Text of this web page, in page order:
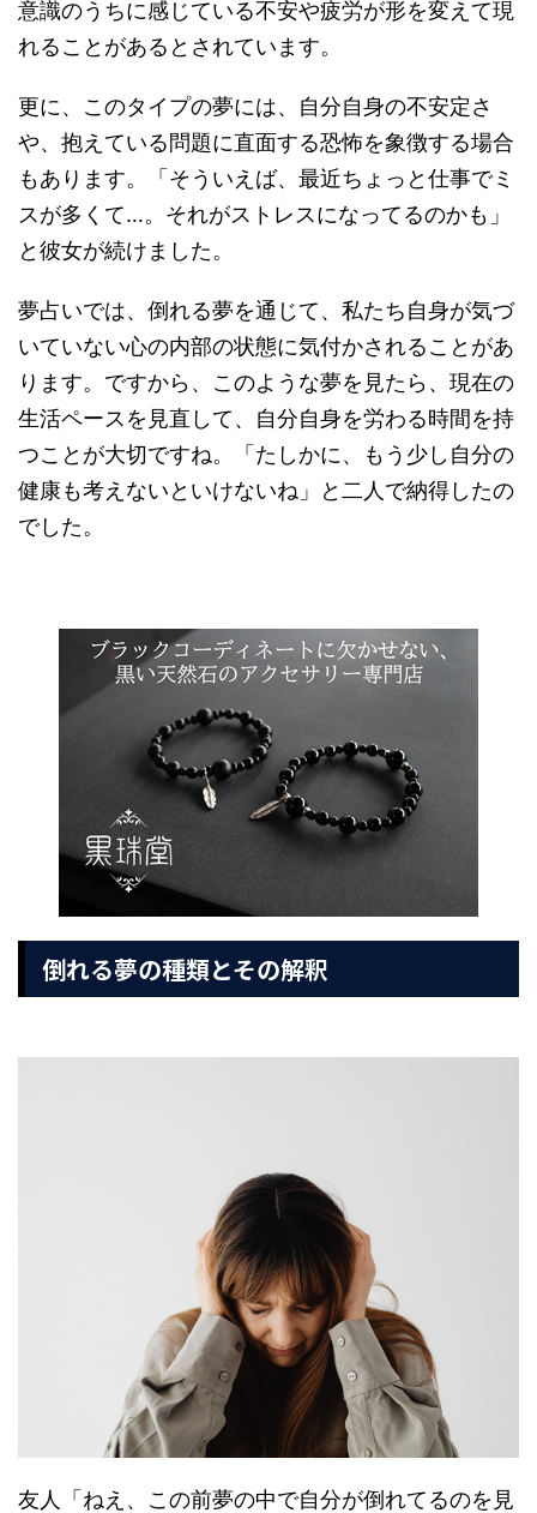
意識のうちに感じている不安や疲労が形を変えて現
れることがあるとされています。
更に、このタイプの夢には、自分自身の不安定さ
や、抱えている問題に直面する恐怖を象徴する場合
もあります。「そういえば、最近ちょっと仕事でミ
スが多くて…。それがストレスになってるのかも」
と彼女が続けました。
夢占いでは、倒れる夢を通じて、私たち自身が気づ
いていない心の内部の状態に気付かされることがあ
ります。ですから、このような夢を見たら、現在の
生活ペースを見直して、自分自身を労わる時間を持
つことが大切ですね。「たしかに、もう少し自分の
健康も考えないといけないね」と二人で納得したの
でした。
倒れる夢の種類とその解釈
友人「ねえ、この前夢の中で自分が倒れてるのを見